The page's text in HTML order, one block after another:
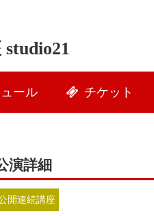
ール チケット
演詳細
開連続講座